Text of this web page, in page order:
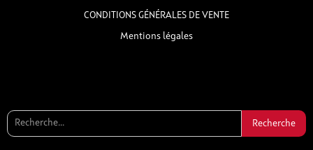
CONDITIONS GÉNÉRALES DE VENTE
Mentions légales